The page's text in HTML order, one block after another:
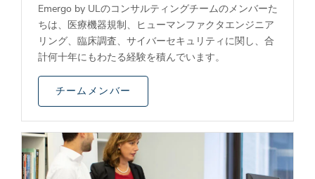
Emergo by ULのコンサルティングチームのメンバーた
ちは、医療機器規制、ヒューマンファクタエンジニア
リング、臨床調査、サイバーセキュリティに関し、合
計何十年にもわたる経験を積んでいます。
チームメンバー